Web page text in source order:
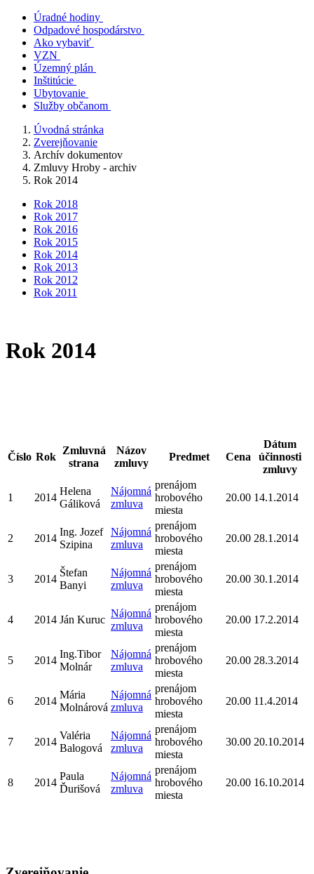
Úradné hodiny
Odpadové hospodárstvo
Ako vybaviť
VZN
Územný plán
Inštitúcie
Ubytovanie
Služby občanom
Úvodná stránka
Zverejňovanie
Archív dokumentov
Zmluvy Hroby - archiv
Rok 2014
Rok 2018
Rok 2017
Rok 2016
Rok 2015
Rok 2014
Rok 2013
Rok 2012
Rok 2011
Rok 2014
Číslo Rok
Zmluvná
strana
Názov
zmluvy
Predmet Cena
Dátum
účinnosti
zmluvy
1 2014
Helena
Gáliková
Nájomná
zmluva
prenájom
hrobového
miesta
20.00 14.1.2014
2 2014
Ing. Jozef
Szipina
Nájomná
zmluva
prenájom
hrobového
miesta
20.00 28.1.2014
3 2014
Štefan
Banyi
Nájomná
zmluva
prenájom
hrobového
miesta
20.00 30.1.2014
4 2014 Ján Kuruc
Nájomná
zmluva
prenájom
hrobového
miesta
20.00 17.2.2014
5 2014
Ing.Tibor
Molnár
Nájomná
zmluva
prenájom
hrobového
miesta
20.00 28.3.2014
6 2014
Mária
Molnárová
Nájomná
zmluva
prenájom
hrobového
miesta
20.00 11.4.2014
7 2014
Valéria
Balogová
Nájomná
zmluva
prenájom
hrobového
miesta
30.00 20.10.2014
8 2014
Paula
Ďurišová
Nájomná
zmluva
prenájom
hrobového
miesta
20.00 16.10.2014